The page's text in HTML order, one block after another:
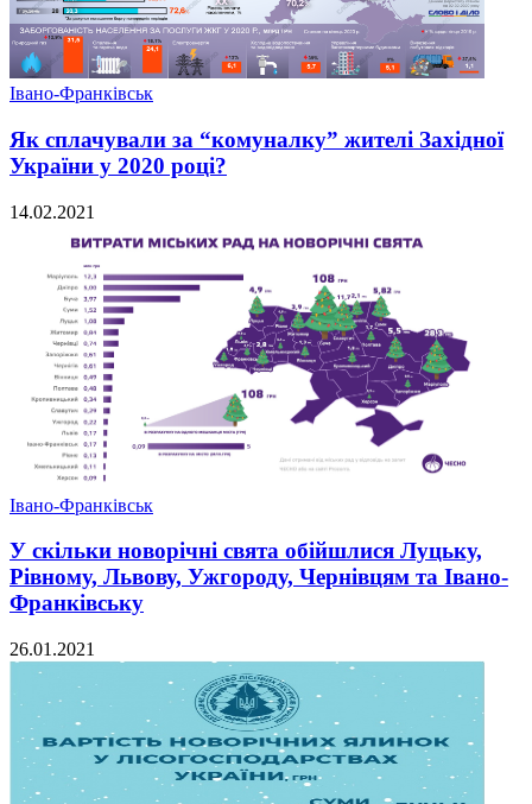
Івано-Франківськ
Як сплачували за “комуналку” жителі Західної
України у 2020 році?
14.02.2021
Івано-Франківськ
У скільки новорічні свята обійшлися Луцьку,
Рівному, Львову, Ужгороду, Чернівцям та Івано-
Франківську
26.01.2021